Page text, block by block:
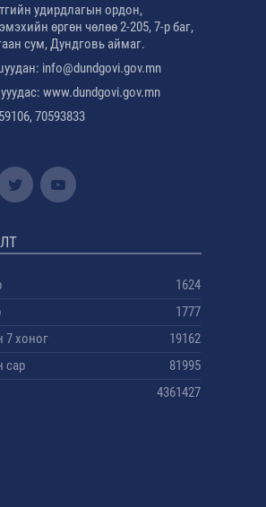
удирдлагын ордон,
өргөн чөлөө 2-205, 7-р баг,
сум, Дундговь аймаг.
info@dundgovi.gov.mn
www.dundgovi.gov.mn
70593833
1624
1777
7 хоног
19162
сар
81995
4361427